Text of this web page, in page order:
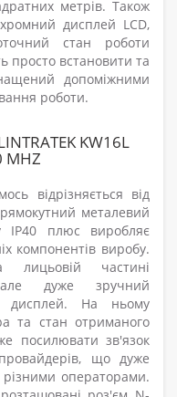
метрів. Також
дисплей LCD,
стан роботи
просто встановити та
допоміжними
роботи.
KW16L
MHZ
відрізняється від
металевий
IP40 плюс виробляє
компонентів виробу.
частині
але дуже зручний
дисплей. На ньому
та стан отриманого
посилювати зв'язок
провайдерів, що дуже
операторами.